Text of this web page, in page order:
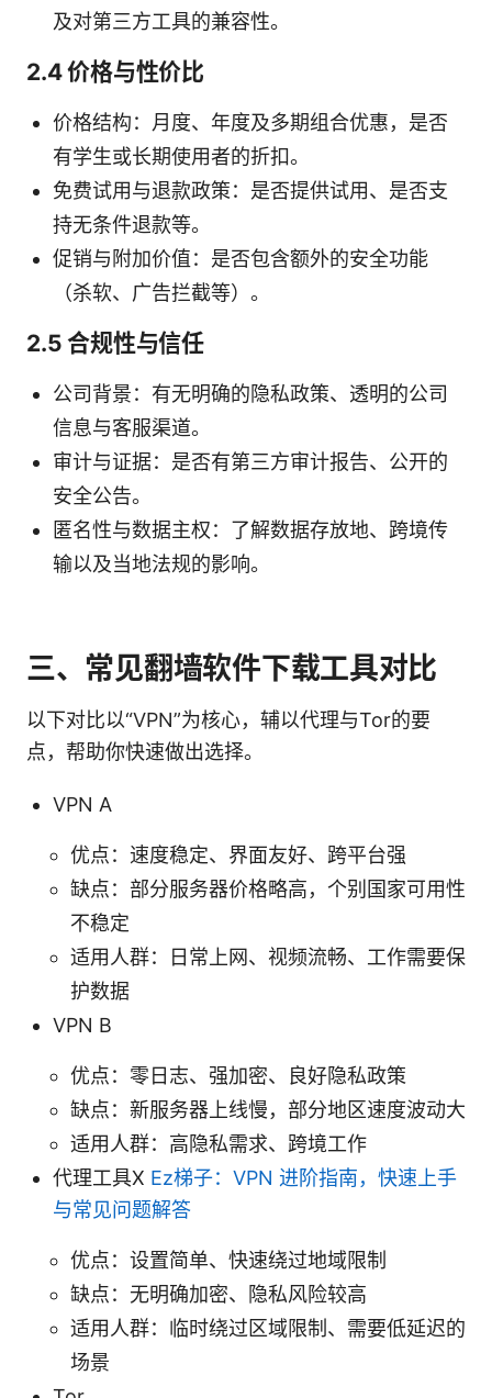
及对第三方工具的兼容性。
2.4 价格与性价比
价格结构：月度、年度及多期组合优惠，是否
有学生或长期使用者的折扣。
免费试用与退款政策：是否提供试用、是否支
持无条件退款等。
促销与附加价值：是否包含额外的安全功能
（杀软、广告拦截等）。
2.5 合规性与信任
公司背景：有无明确的隐私政策、透明的公司
信息与客服渠道。
审计与证据：是否有第三方审计报告、公开的
安全公告。
匿名性与数据主权：了解数据存放地、跨境传
输以及当地法规的影响。
三、常见翻墙软件下载工具对比
以下对比以“VPN”为核心，辅以代理与Tor的要
点，帮助你快速做出选择。
VPN A
优点：速度稳定、界面友好、跨平台强
缺点：部分服务器价格略高，个别国家可用性
不稳定
适用人群：日常上网、视频流畅、工作需要保
护数据
VPN B
优点：零日志、强加密、良好隐私政策
缺点：新服务器上线慢，部分地区速度波动大
适用人群：高隐私需求、跨境工作
代理工具X Ez梯子：VPN 进阶指南，快速上手
与常见问题解答
优点：设置简单、快速绕过地域限制
缺点：无明确加密、隐私风险较高
适用人群：临时绕过区域限制、需要低延迟的
场景